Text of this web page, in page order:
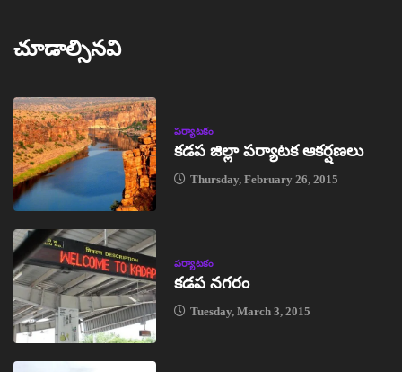
చూడాల్సినవి
పర్యాటకం
కడప జిల్లా పర్యాటక ఆకర్షణలు
Thursday, February 26, 2015
పర్యాటకం
కడప నగరం
Tuesday, March 3, 2015